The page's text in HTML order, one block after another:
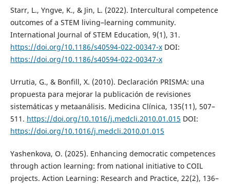
Starr, L., Yngve, K., & Jin, L. (2022). Intercultural competence
outcomes of a STEM living–learning community.
International Journal of STEM Education, 9(1), 31.
https://doi.org/10.1186/s40594-022-00347-xDOI:
https://doi.org/10.1186/s40594-022-00347-x
Urrutia, G., & Bonfill, X. (2010). Declaración PRISMA: una
propuesta para mejorar la publicación de revisiones
sistemáticas y metaanálisis. Medicina Clínica, 135(11), 507–
511. https://doi.org/10.1016/j.medcli.2010.01.015 DOI:
https://doi.org/10.1016/j.medcli.2010.01.015
Yashenkova, O. (2025). Enhancing democratic competences
through action learning: from national initiative to COIL
projects. Action Learning: Research and Practice, 22(2), 136–